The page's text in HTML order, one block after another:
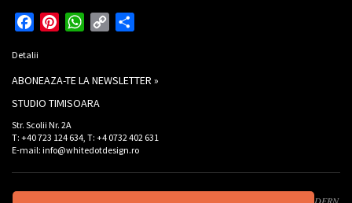
FacebookPinterestWhatsApp
Copy
Detalii
ABONEAZA-TE LA NEWSLETTER »
STUDIO TIMISOARA
Str. Scolii Nr. 2A
T: +40 723 124 634, T: +4 0732 402 631
E-mail: info@whitedotdesign.ro
. © 2026 INT MODERN